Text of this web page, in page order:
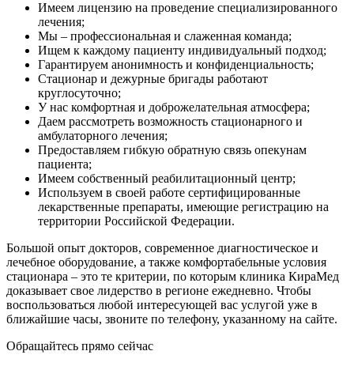
Имеем лицензию на проведение специализированного
лечения;
Мы – профессиональная и слаженная команда;
Ищем к каждому пациенту индивидуальный подход;
Гарантируем анонимность и конфиденциальность;
Стационар и дежурные бригады работают
круглосуточно;
У нас комфортная и доброжелательная атмосфера;
Даем рассмотреть возможность стационарного и
амбулаторного лечения;
Предоставляем гибкую обратную связь опекунам
пациента;
Имеем собственный реабилитационный центр;
Используем в своей работе сертифицированные
лекарственные препараты, имеющие регистрацию на
территории Российской Федерации.
Большой опыт докторов, современное диагностическое и
лечебное оборудование, а также комфортабельные условия
стационара – это те критерии, по которым клиника КираМед
доказывает свое лидерство в регионе ежедневно. Чтобы
воспользоваться любой интересующей вас услугой уже в
ближайшие часы, звоните по телефону, указанному на сайте.
Обращайтесь прямо сейчас